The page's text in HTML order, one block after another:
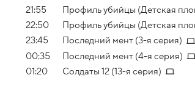
21:55
Профиль убийцы (Детская
22:50
Профиль убийцы (Детская
23:45
Последний мент (3-я серия)
00:35
Последний мент (4-я серия)
01:20
Солдаты 12 (13-я серия)